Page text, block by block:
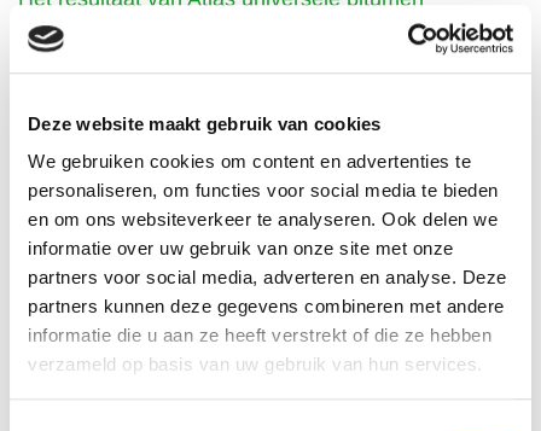
Deze website maakt gebruik van cookies
We gebruiken cookies om content en advertenties te
personaliseren, om functies voor social media te bieden
en om ons websiteverkeer te analyseren. Ook delen we
informatie over uw gebruik van onze site met onze
partners voor social media, adverteren en analyse. Deze
partners kunnen deze gegevens combineren met andere
informatie die u aan ze heeft verstrekt of die ze hebben
verzameld op basis van uw gebruik van hun services.
Na het gebruik van Atlas universele bitumen, beschik jij
Ook is het bestand tegen alle weersomstandigheden. Het
product is oplosmiddelvrij en bevat geen polychloriden van
fenolen en bifenylen.
Specificaties